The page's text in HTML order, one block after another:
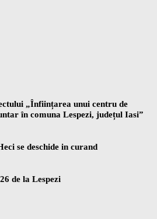
„Înființarea unui centru de
în comuna Lespezi, județul Iasi”
se deschide in curand
de la Lespezi